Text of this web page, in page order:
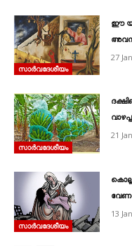
സാര്‍വദേശീയം
ഈ
27
സാര്‍വദേശീയം
21
സാര്‍വദേശീയം
13